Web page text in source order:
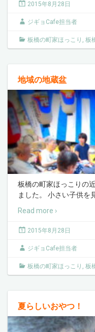
2015年8月28日
ジギョCafe担当者
板橋の町家ほっこり , 板
地域の地蔵盆
板橋の町家ほっこりの
ました。 小さい子供を
Read more ›
2015年8月28日
ジギョCafe担当者
板橋の町家ほっこり , 板
夏らしいおやつ！